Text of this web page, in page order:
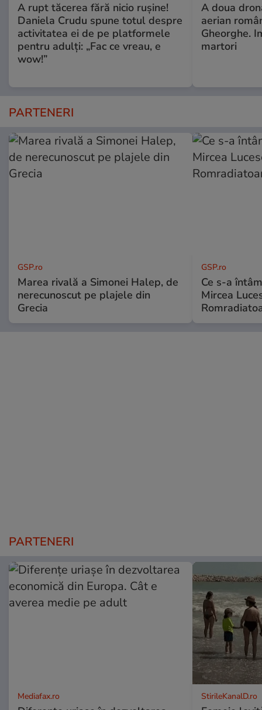
A rupt tăcerea fără nicio rușine!
Daniela Crudu spune totul despre
activitatea ei de pe platformele
pentru adulți: „Fac ce vreau, e
wow!”
A doua
aerian
Gheorghe.
martori
PARTENERI
GSP.ro
Marea rivală a Simonei Halep, de
nerecunoscut pe plajele din
Grecia
GSP.ro
Ce s-a
Mircea
PARTENERI
Mediafax.ro StirileKanalD.ro